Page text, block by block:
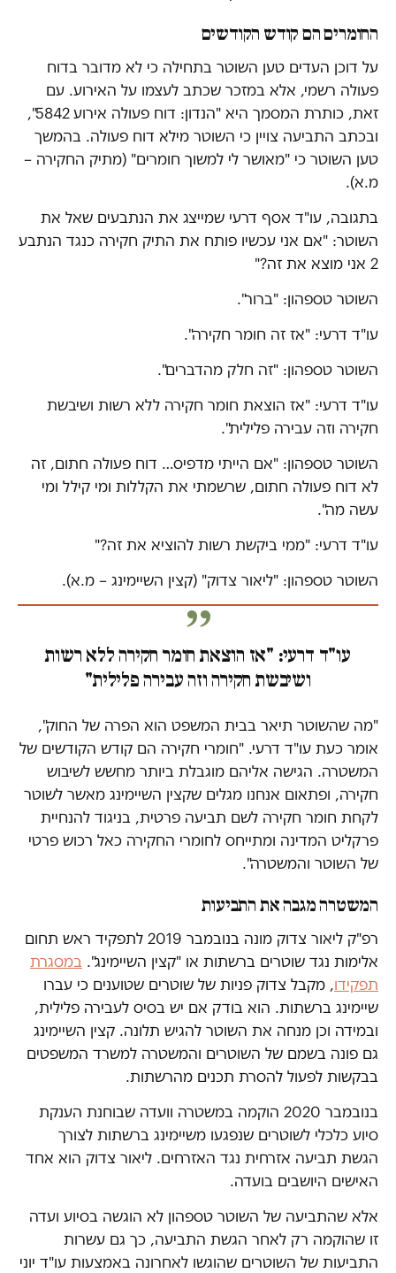
החומרים הם קודש הקודשים
על דוכן העדים טען השוטר בתחילה כי לא מדובר בדוח
פעולה רשמי, אלא במזכר שכתב לעצמו על האירוע. עם
זאת, כותרת המסמך היא "הנדון: דוח פעולה אירוע 5842",
ובכתב התביעה צויין כי השוטר מילא דוח פעולה. בהמשך
טען השוטר כי "מאושר לי למשוך חומרים" (מתיק החקירה –
מ.א).
בתגובה, עו"ד אסף דרעי שמייצג את הנתבעים שאל את
השוטר: "אם אני עכשיו פותח את התיק חקירה כנגד הנתבע
2 אני מוצא את זה?"
השוטר טספהון: "ברור".
עו"ד דרעי: "אז זה חומר חקירה".
השוטר טספהון: "זה חלק מהדברים".
עו"ד דרעי: "אז הוצאת חומר חקירה ללא רשות ושיבשת
חקירה וזה עבירה פלילית".
השוטר טספהון: "אם הייתי מדפיס… דוח פעולה חתום, זה
לא דוח פעולה חתום, שרשמתי את הקללות ומי קילל ומי
עשה מה".
עו"ד דרעי: "ממי ביקשת רשות להוציא את זה?"
השוטר טספהון: "ליאור צדוק" (קצין השיימינג – מ.א).
עו"ד דרעי: "אז הוצאת חומר חקירה ללא רשות
ושיבשת חקירה וזה עבירה פלילית"
"מה שהשוטר תיאר בבית המשפט הוא הפרה של החוק",
אומר כעת עו"ד דרעי. "חומרי חקירה הם קודש הקודשים של
המשטרה. הגישה אליהם מוגבלת ביותר מחשש לשיבוש
חקירה, ופתאום אנחנו מגלים שקצין השיימינג מאשר לשוטר
לקחת חומר חקירה לשם תביעה פרטית, בניגוד להנחיית
פרקליט המדינה ומתייחס לחומרי החקירה כאל רכוש פרטי
של השוטר והמשטרה".
המשטרה מגבה את התביעות
רפ"ק ליאור צדוק מונה בנובמבר 2019 לתפקיד ראש תחום
אלימות נגד שוטרים ברשתות או "קצין השיימינג". במסגרת
תפקידו, מקבל צדוק פניות של שוטרים שטוענים כי עברו
שיימינג ברשתות. הוא בודק אם יש בסיס לעבירה פלילית,
ובמידה וכן מנחה את השוטר להגיש תלונה. קצין השיימינג
גם פונה בשמם של השוטרים והמשטרה למשרד המשפטים
בבקשות לפעול להסרת תכנים מהרשתות.
בנובמבר 2020 הוקמה במשטרה וועדה שבוחנת הענקת
סיוע כלכלי לשוטרים שנפגעו משיימינג ברשתות לצורך
הגשת תביעה אזרחית נגד האזרחים. ליאור צדוק הוא אחד
האישים היושבים בועדה.
אלא שהתביעה של השוטר טספהון לא הוגשה בסיוע ועדה
זו שהוקמה רק לאחר הגשת התביעה, כך גם עשרות
התביעות של השוטרים שהוגשו לאחרונה באמצעות עו"ד יוני